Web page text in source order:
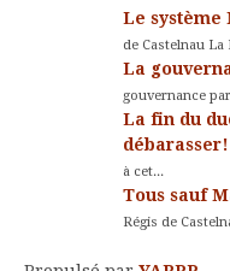
Le système
de Castelnau
La
gouvernance
La fin du
débarasser!
à cet...
Tous sauf
Régis de